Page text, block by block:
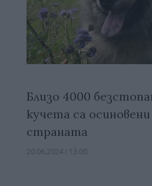
Близо 4000
кучета са осиновени
страната
20.06.2024 / 13:00